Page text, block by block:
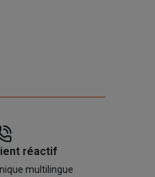
réactif
multilingue